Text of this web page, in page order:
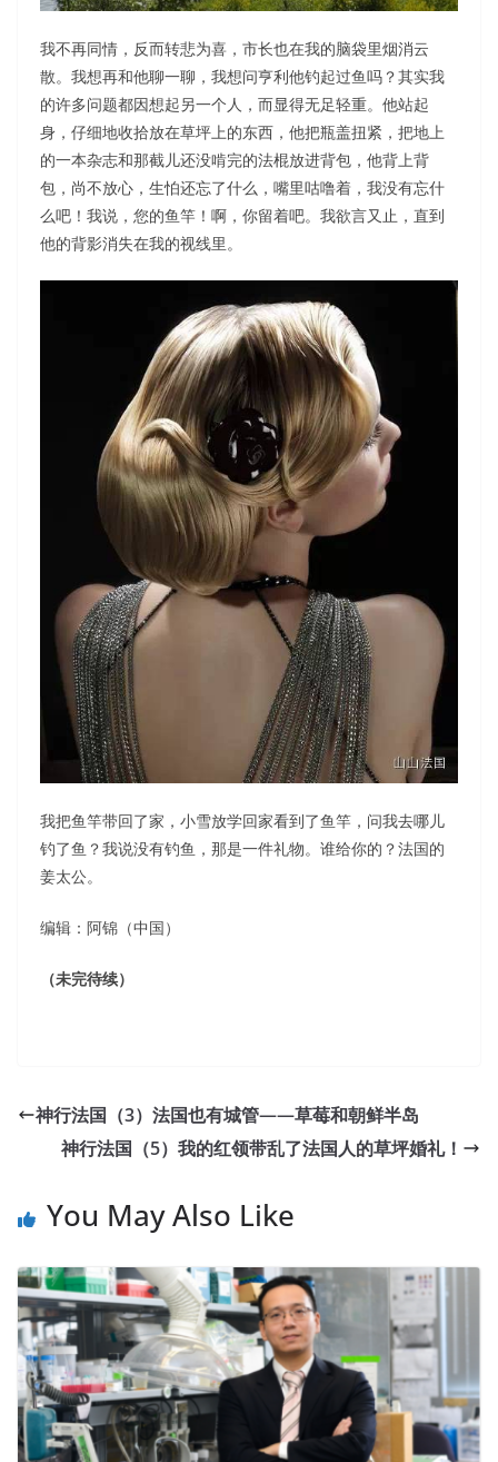
我不再同情，反而转悲为喜，市长也在我的脑袋里烟消云
散。我想再和他聊一聊，我想问亨利他钓起过鱼吗？其实我
的许多问题都因想起另一个人，而显得无足轻重。他站起
身，仔细地收拾放在草坪上的东西，他把瓶盖扭紧，把地上
的一本杂志和那截儿还没啃完的法棍放进背包，他背上背
包，尚不放心，生怕还忘了什么，嘴里咕噜着，我没有忘什
么吧！我说，您的鱼竿！啊，你留着吧。我欲言又止，直到
他的背影消失在我的视线里。
我把鱼竿带回了家，小雪放学回家看到了鱼竿，问我去哪儿
钓了鱼？我说没有钓鱼，那是一件礼物。谁给你的？法国的
姜太公。
编辑：阿锦（中国）
（未完待续）
神行法国（3）法国也有城管——草莓和朝鲜半岛
神行法国（5）我的红领带乱了法国人的草坪婚礼！
You May Also Like